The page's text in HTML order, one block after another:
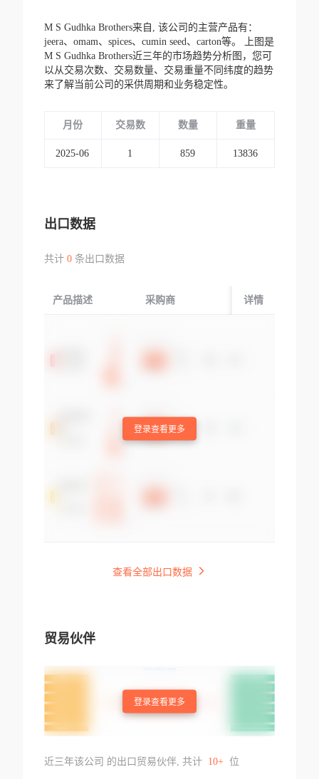
M S Gudhka Brothers来自, 该公司的主营产品有：
jeera、omam、spices、cumin seed、carton等。
上图是
M S Gudhka Brothers近三年的市场趋势分析图，您可
以从交易次数、交易数量、交易重量不同纬度的趋势
来了解当前公司的采供周期和业务稳定性。
月份 交易数 数量 重量
2025-06 1 859 13836
出口数据
共计 0条出口数据
产品描述 采购商 起运国/地区
详情
登录查看更多
查看全部出口数据
贸易伙伴
登录查看更多
近三年该公司 的出口贸易伙伴, 共计 10+ 位